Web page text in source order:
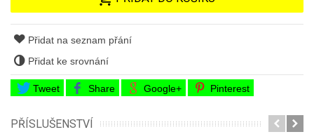
Přidat na seznam přání
Přidat ke srovnání
Tweet Share Google+ Pinterest
PŘÍSLUŠENSTVÍ